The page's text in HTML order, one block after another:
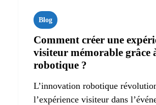
Blog
Comment créer une
visiteur mémorable grâce
robotique ?
L’innovation robotique
l’expérience visiteur dans